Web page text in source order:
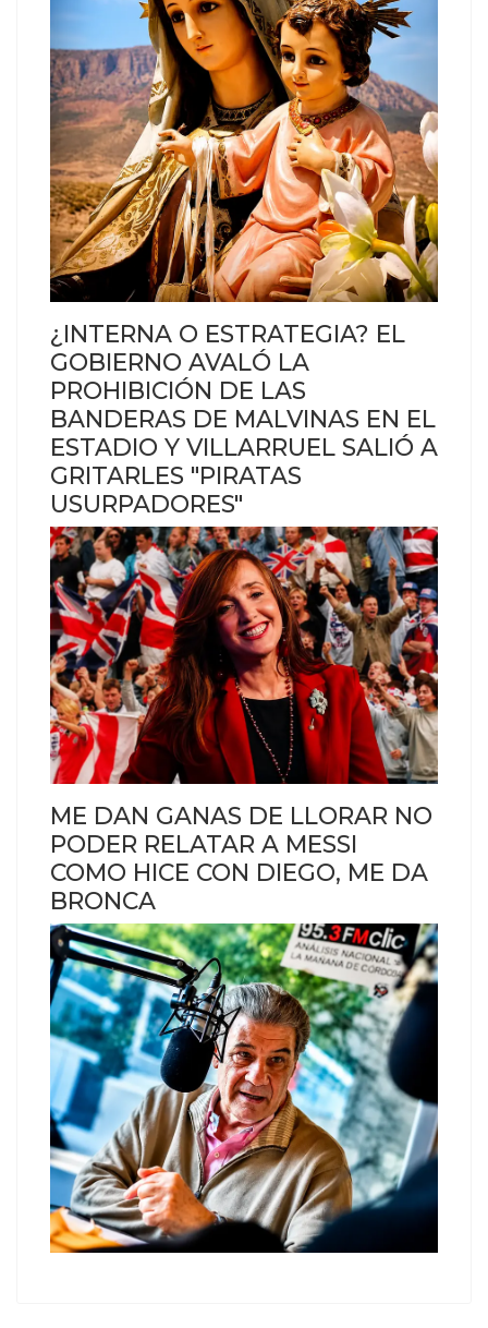
¿INTERNA O ESTRATEGIA? EL
GOBIERNO AVALÓ LA
PROHIBICIÓN DE LAS
BANDERAS DE MALVINAS EN EL
ESTADIO Y VILLARRUEL SALIÓ A
GRITARLES "PIRATAS
USURPADORES"
ME DAN GANAS DE LLORAR NO
PODER RELATAR A MESSI
COMO HICE CON DIEGO, ME DA
BRONCA